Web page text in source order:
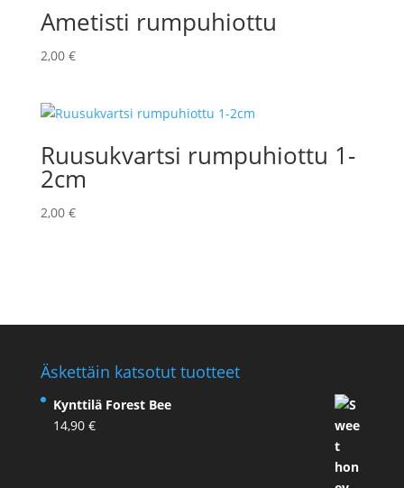
Ametisti rumpuhiottu
2,00 €
Ruusukvartsi rumpuhiottu 1-
2cm
2,00 €
Äskettäin katsotut tuotteet
Kynttilä Forest Bee
14,90 €